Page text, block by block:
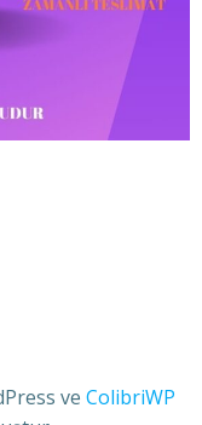
ve ColibriWP